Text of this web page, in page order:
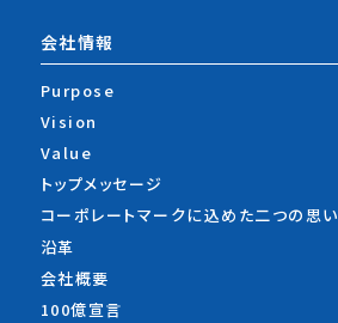
会社情報
Purpose
Vision
Value
トップメッセージ
コーポレートマークに込めた二つの思い
沿革
会社概要
100億宣言